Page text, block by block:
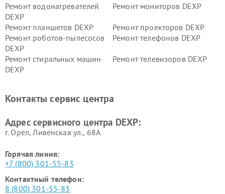
Ремонт водонагревателей
DEXP
Ремонт мониторов DEXP
Ремонт планшетов DEXP
Ремонт проекторов DEXP
Ремонт роботов-пылесосов
DEXP
Ремонт телефонов DEXP
Ремонт стиральных машин
DEXP
Ремонт телевизоров DEXP
Ремонт серверов DEXP
Ремонт мини пк DEXP
Контакты сервис центра
Адрес сервисного центра DEXP:
г. Орёл, Ливенская ул., 68А
Горячая линия:
+7 (800) 301-55-83
Контактный телефон:
8 (800) 301-55-83